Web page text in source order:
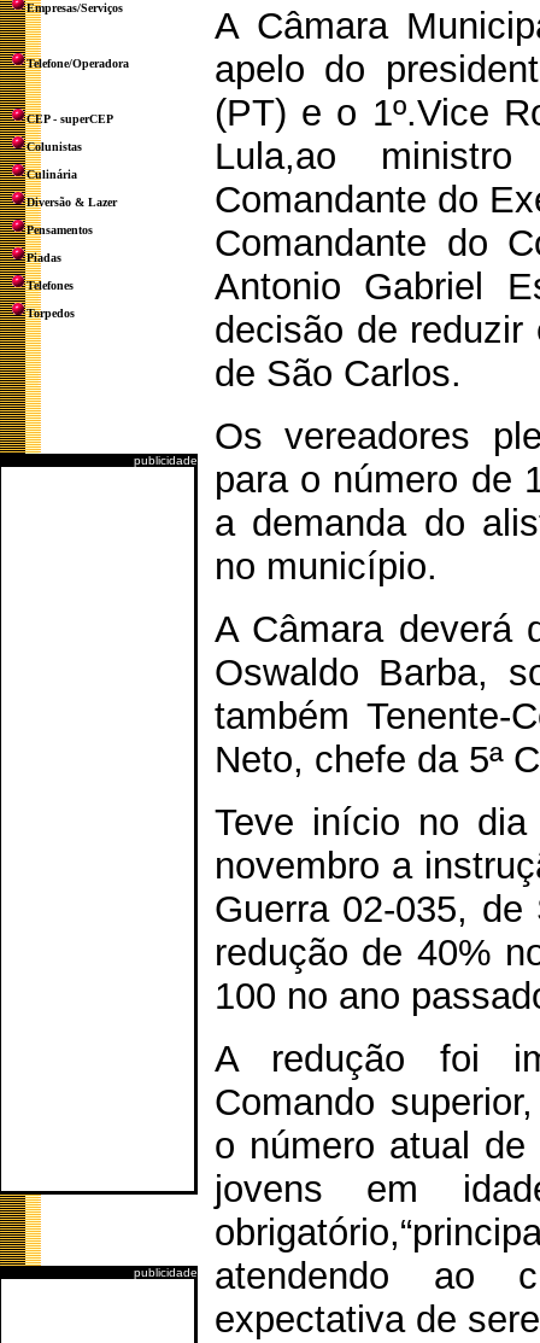
Empresas/Serviços
Telefone/Operadora
CEP - superCEP
Colunistas
Culinária
Diversão & Lazer
Pensamentos
Piadas
Telefones
Torpedos
publicidade
publicidade
A Câmara
apelo do
(PT) e o 1º.Vice
Lula,ao
Comandante do
Comandante do
Antonio Gabriel
decisão de
de São Carlos.
Os vereadores
para o número de
a demanda do
no município.
A Câmara deverá
Oswaldo Barba,
também Tenente-
Neto, chefe da 5ª
Teve início no
novembro a
Guerra 02-035,
redução de 40%
100 no ano
A redução foi
Comando
o número atual
jovens em
atendendo ao
expectativa de